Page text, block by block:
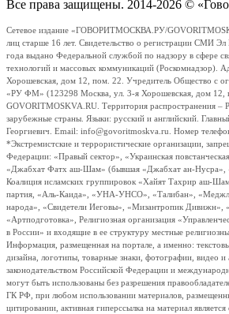
Все права защищены. 2014-2026 ©
Сетевое издание «ГОВОРИТМОСКВА.РУ/
лиц старше 16 лет. Свидетельство о регистрации СМИ
года выдано Федеральной службой по надзору в сфере
технологий и массовых коммуникаций (Роскомнадзор).
Хорошевская, дом 12, пом. 22. Учредитель Общество с
«РУ ФМ» (123298 Москва, ул. 3-я Хорошевская, дом 12,
GOVORITMOSKVA.RU. Территория распространения –
зарубежные страны. Языки: русский и английский.
Георгиевич. Email: info@govoritmoskva.ru. Номер
*Экстремистские и террористические организации,
Федерации: «Правый сектор», «Украинская
«Джабхат Фатх аш-Шам» (бывшая «Джабхат ан-Нусра»,
Коалиция исламских группировок «Хайят Тахрир аш-
партия, «Аль-Каида», «УНА-УНСО», «Талибан»,
народа», «Свидетели Иеговы», «Мизантропик Дивижн»,
«Артподготовка», Религиозная организация
в России» и входящие в ее структуру местные
Информация, размещенная на портале, а именно:
дизайна, логотипы, товарные знаки, фотографии, видео и
законодательством Российской Федерации и
могут быть использованы без разрешения
ГК РФ, при любом использовании материалов,
цитировании, активная гиперссылка на материал